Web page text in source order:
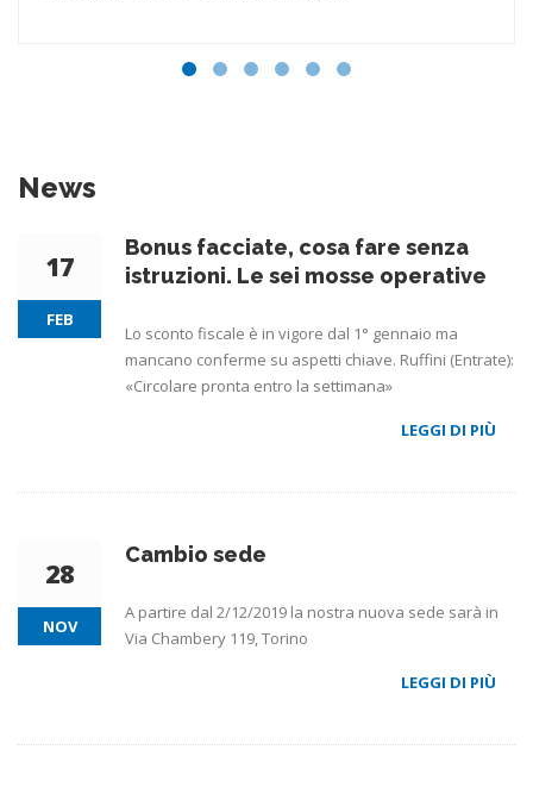
News
17
FEB
Bonus facciate, cosa fare senza
istruzioni. Le sei mosse operative
Lo sconto fiscale è in vigore dal 1° gennaio ma
mancano conferme su aspetti chiave. Ruffini (Entrate):
«Circolare pronta entro la settimana»
LEGGI DI PIÙ
28
NOV
Cambio sede
A partire dal 2/12/2019 la nostra nuova sede sarà in
Via Chambery 119, Torino
LEGGI DI PIÙ